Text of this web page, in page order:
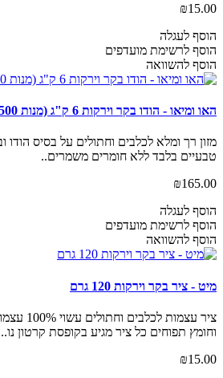
₪15.00
הוסף לעגלה
הוסף לרשימת מועדפים
הוסף להשוואה
האו ומיאו - הודו בקר וירקות 6 ק"ג (מנות 500 גרם)
טבעיים בלבד ללא חומרים משמרים..
₪165.00
הוסף לעגלה
הוסף לרשימת מועדפים
הוסף להשוואה
מיט - ציר בקר וירקות 120 גרם
ציר
וחומץ תפוחים כל ציר מגיע בקופסת קרטון נו..
₪15.00